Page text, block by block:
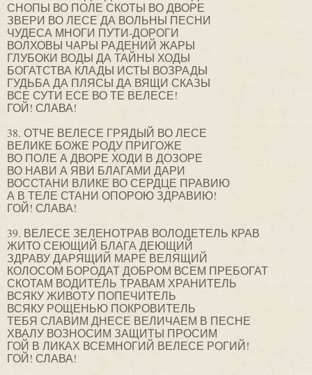
СНОПЫ ВО ПОЛЕ СКОТЫ ВО ДВОРЕ
ЗВЕРИ ВО ЛЕСЕ ДА ВОЛЬНЫ ПЕСНИ
ЧУДЕСА МНОГИ ПУТИ-ДОРОГИ
ВОЛХОВЫ ЧАРЫ РАДЕНИЙ ЖАРЫ
ГЛУБОКИ ВОДЫ ДА ТАЙНЫ ХОДЫ
БОГАТСТВА КЛАДЫ ИСТЫ ВОЗРАДЫ
ГУДЬБА ДА ПЛЯСЫ ДА ВЯЩИ СКАЗЫ
ВСЕ СУТИ ЕСЕ ВО ТЕ ВЕЛЕСЕ!
ГОЙ! СЛАВА!
38. ОТЧЕ ВЕЛЕСЕ ГРЯДЫЙ ВО ЛЕСЕ
ВЕЛИКЕ БОЖЕ РОДУ ПРИГОЖЕ
ВО ПОЛЕ А ДВОРЕ ХОДИ В ДОЗОРЕ
ВО НАВИ А ЯВИ БЛАГАМИ ДАРИ
ВОССТАНИ ВЛИКЕ ВО СЕРДЦЕ ПРАВИЮ
А В ТЕЛЕ СТАНИ ОПОРОЮ ЗДРАВИЮ!
ГОЙ! СЛАВА!
39. ВЕЛЕСЕ ЗЕЛЕНОТРАВ ВОЛОДЕТЕЛЬ КРАВ
ЖИТО СЕЮЩИЙ БЛАГА ДЕЮЩИЙ
ЗДРАВУ ДАРЯЩИЙ МАРЕ ВЕЛЯЩИЙ
КОЛОСОМ БОРОДАТ ДОБРОМ ВСЕМ ПРЕБОГАТ
СКОТАМ ВОДИТЕЛЬ ТРАВАМ ХРАНИТЕЛЬ
ВСЯКУ ЖИВОТУ ПОПЕЧИТЕЛЬ
ВСЯКУ РОЩЕНЬЮ ПОКРОВИТЕЛЬ
ТЕБЯ СЛАВИМ ДНЕСЕ ВЕЛИЧАЕМ В ПЕСНЕ
ХВАЛУ ВОЗНОСИМ ЗАЩИТЫ ПРОСИМ
ГОЙ В ЛИКАХ ВСЕМНОГИЙ ВЕЛЕСЕ РОГИЙ!
ГОЙ! СЛАВА!